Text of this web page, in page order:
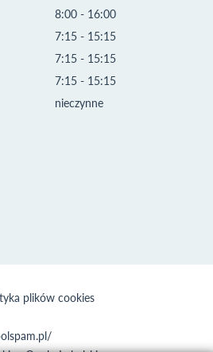
8:00 - 16:00
7:15 - 15:15
7:15 - 15:15
7:15 - 15:15
nieczynne
plików cookies